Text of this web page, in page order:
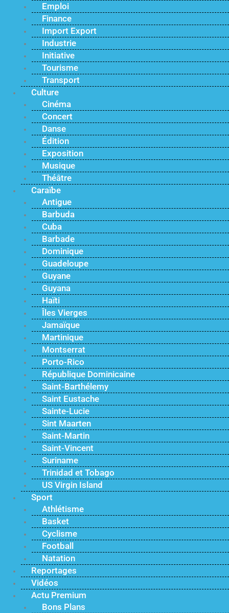
Emploi
Finance
Import Export
Industrie
Initiative
Tourisme
Transport
Culture
Cinéma
Concert
Danse
Édition
Exposition
Musique
Théâtre
Caraïbe
Antigue
Barbuda
Cuba
Barbade
Dominique
Guadeloupe
Guyane
Guyana
Haïti
Îles Vierges
Jamaïque
Martinique
Montserrat
Porto-Rico
République Dominicaine
Saint-Barthélemy
Saint Eustache
Sainte-Lucie
Sint Maarten
Saint-Martin
Saint-Vincent
Suriname
Trinidad et Tobago
US Virgin Island
Sport
Athlétisme
Basket
Cyclisme
Football
Natation
Reportages
Vidéos
Actu Premium
Bons Plans